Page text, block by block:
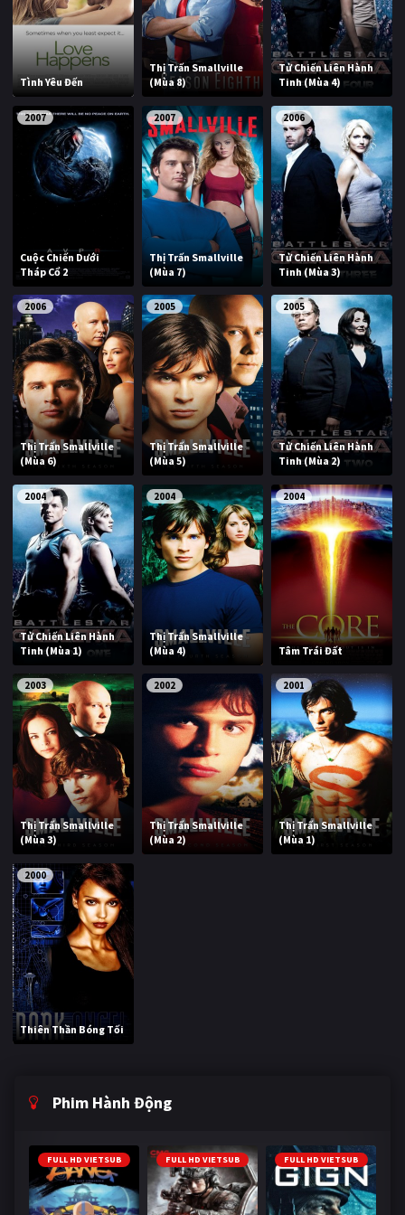
PHIM MỚI
PHIM BỘ
PHIM LẺ
PHIM CHIẾU RẠP
TUYỂN TẬP PHIM
BLOG
Tình Yêu Đến
Thị Trấn Smallville
(Mùa 8)
Tử Chiến Liên Hành
Tinh (Mùa 4)
2007
Cuộc Chiến Dưới
Tháp Cổ 2
2007
Thị Trấn Smallville
(Mùa 7)
2006
Tử Chiến Liên Hành
Tinh (Mùa 3)
2006
Thị Trấn Smallville
(Mùa 6)
2005
Thị Trấn Smallville
(Mùa 5)
2005
Tử Chiến Liên Hành
Tinh (Mùa 2)
2004
Tử Chiến Liên Hành
Tinh (Mùa 1)
2004
Thị Trấn Smallville
(Mùa 4)
2004
Tâm Trái Đất
2003
Thị Trấn Smallville
(Mùa 3)
2002
Thị Trấn Smallville
(Mùa 2)
2001
Thị Trấn Smallville
(Mùa 1)
2000
Thiên Thần Bóng Tối
Phim Hành Động
FULL HD VIETSUB FULL HD VIETSUB FULL HD VIETSUB